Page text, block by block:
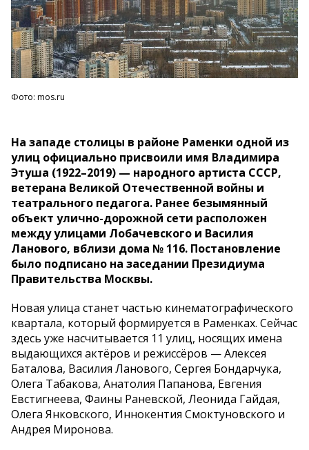
Фото: mos.ru
На западе столицы в районе Раменки одной из
улиц официально присвоили имя Владимира
Этуша (1922–2019) — народного артиста СССР,
ветерана Великой Отечественной войны и
театрального педагога. Ранее безымянный
объект улично-дорожной сети расположен
между улицами Лобачевского и Василия
Ланового, вблизи дома № 116. Постановление
было подписано на заседании Президиума
Правительства Москвы.
Новая улица станет частью кинематографического
квартала, который формируется в Раменках. Сейчас
здесь уже насчитывается 11 улиц, носящих имена
выдающихся актёров и режиссёров — Алексея
Баталова, Василия Ланового, Сергея Бондарчука,
Олега Табакова, Анатолия Папанова, Евгения
Евстигнеева, Фаины Раневской, Леонида Гайдая,
Олега Янковского, Иннокентия Смоктуновского и
Андрея Миронова.